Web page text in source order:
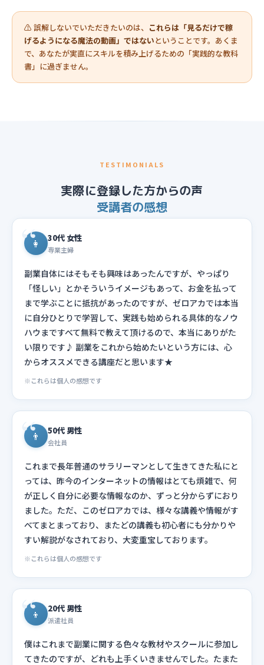
⚠️ 誤解しないでいただきたいのは、 これらは「見るだけで稼
げるようになる魔法の動画」ではないということです。あくま
で、あなたが実直にスキルを積み上げるための「実践的な教科
書」に過ぎません。
TESTIMONIALS
実際に登録した方からの声
受講者の感想
👩 30代 女性
専業主婦
副業自体にはそもそも興味はあったんですが、やっぱり
「怪しい」とかそういうイメージもあって、お金を払って
まで学ぶことに抵抗があったのですが、ゼロアカでは本当
に自分ひとりで学習して、実践も始められる具体的なノウ
ハウまですべて無料で教えて頂けるので、本当にありがた
い限りです♪ 副業をこれから始めたいという方には、心
からオススメできる講座だと思います★
※これらは個人の感想です
👨 50代 男性
会社員
これまで長年普通のサラリーマンとして生きてきた私にと
っては、昨今のインターネットの情報はとても煩雑で、何
が正しく自分に必要な情報なのか、ずっと分からずにおり
ました。ただ、このゼロアカでは、様々な講義や情報がす
べてまとまっており、またどの講義も初心者にも分かりや
すい解説がなされており、大変重宝しております。
※これらは個人の感想です
👦 20代 男性
派遣社員
僕はこれまで副業に関する色々な教材やスクールに参加し
てきたのですが、どれも上手くいきませんでした。たまた